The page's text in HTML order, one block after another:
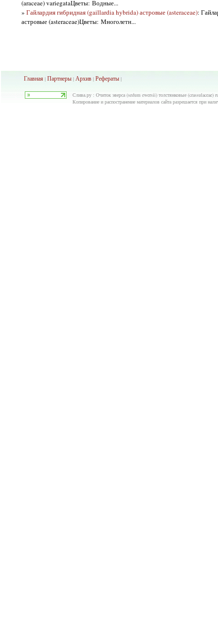
(araceae) variegataЦветы: Водные...
» Гайлардия гибридная (gaillardia hybrida) астровые (asteraceae):
астровые (asteraceae)Цветы: Многолетн...
Главная| Партнеры| Архив| Рефераты|
Слива.ру : Очиток эверса (sedum ewersii) толстянковые
Копирование и распостранение материалов сайта разрешается при